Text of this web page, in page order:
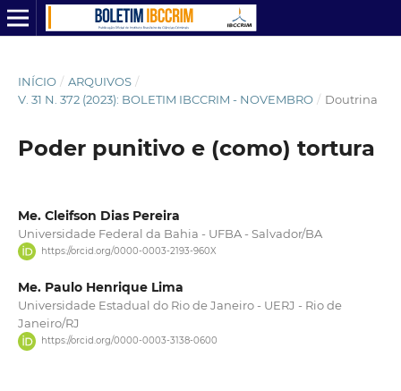
INÍCIO / ARQUIVOS /
V. 31 N. 372 (2023): BOLETIM IBCCRIM - NOVEMBRO / Doutrina
Poder punitivo e (como) tortura
Me. Cleifson Dias Pereira
Universidade Federal da Bahia - UFBA - Salvador/BA
https://orcid.org/0000-0003-2193-960X
Me. Paulo Henrique Lima
Universidade Estadual do Rio de Janeiro - UERJ - Rio de
Janeiro/RJ
https://orcid.org/0000-0003-3138-0600